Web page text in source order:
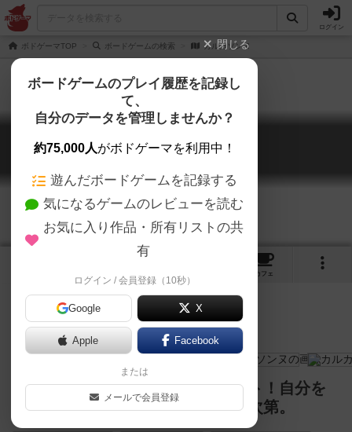
ログイン
ボドゲーマTOP ボードゲームの検索 カルカソンヌ
カルカソンヌ
Carcassonne
カフェ
地形を作って占領ポイントをゲット！自分を
育てるか・相手を潰すかはあなた次第。
閉じる
ボードゲームのプレイ履歴を記録し
て、
自分のデータを管理しませんか？
約75,000人がボドゲーマを利用中！
遊んだボードゲームを記録する
気になるゲームのレビューを読む
お気に入り作品・所有リストの共
有
ログイン / 会員登録（10秒）
Google X
Apple Facebook
または
メールで会員登録